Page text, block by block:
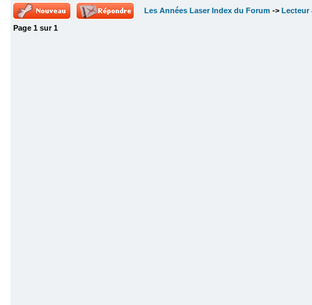
Les Années Laser Index du Forum -> Lecteur
Page 1 sur1